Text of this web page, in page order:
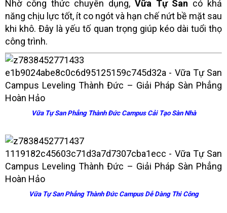
Nhờ công thức chuyên dụng, Vữa Tự San có khả
năng chịu lực tốt, ít co ngót và hạn chế nứt bề mặt sau
khi khô. Đây là yếu tố quan trọng giúp kéo dài tuổi thọ
công trình.
Vữa Tự San Phẳng Thành Đức Campus Cải Tạo Sàn Nhà
Vữa Tự San Phẳng Thành Đức Campus Dễ Dàng Thi Công